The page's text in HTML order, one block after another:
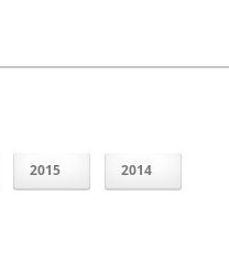
2015 2014